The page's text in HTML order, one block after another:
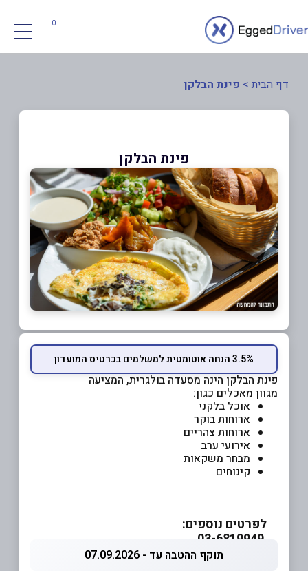
0
דף הבית > פינת הבלקן
פינת הבלקן
3.5% הנחה אוטומטית למשלמים בכרטיס המועדון
פינת הבלקן הינה מסעדה בולגרית, המציעה
מגוון מאכלים כגון:
אוכל בלקני
ארוחות בוקר
ארוחות צהריים
אירועי ערב
מבחר משקאות
קינוחים
לפרטים נוספים:
תוקף ההטבה עד - 07.09.2026